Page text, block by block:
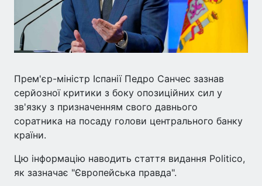
Прем'єр-міністр Іспанії Педро Санчес зазнав
серйозної критики з боку опозиційних сил у
зв'язку з призначенням свого давнього
соратника на посаду голови центрального банку
країни.
Цю інформацію наводить стаття видання Politico,
як зазначає "Європейська правда".